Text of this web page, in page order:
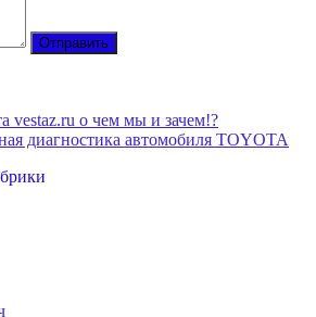
vestaz.ru о чем мы и зачем!?
диагностика автомобиля TOYOTA